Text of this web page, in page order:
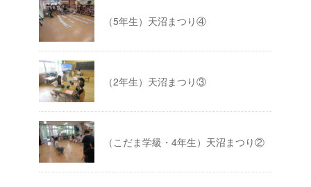
（5年生）天沼まつり④
（2年生）天沼まつり③
（こだま学級・4年生）天沼まつり②